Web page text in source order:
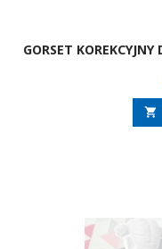
GORSET
